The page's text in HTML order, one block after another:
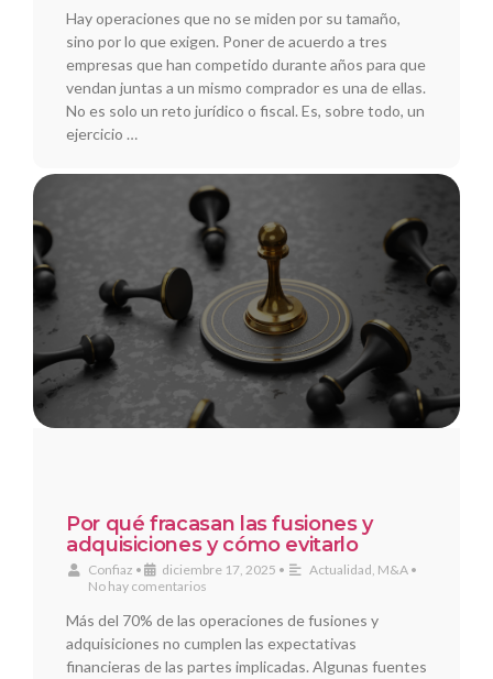
Hay operaciones que no se miden por su tamaño,
sino por lo que exigen. Poner de acuerdo a tres
empresas que han competido durante años para que
vendan juntas a un mismo comprador es una de ellas.
No es solo un reto jurídico o fiscal. Es, sobre todo, un
ejercicio …
Por qué fracasan las fusiones y
adquisiciones y cómo evitarlo
Confiaz • diciembre 17, 2025 • Actualidad, M&A •
No hay comentarios
Más del 70% de las operaciones de fusiones y
adquisiciones no cumplen las expectativas
financieras de las partes implicadas. Algunas fuentes